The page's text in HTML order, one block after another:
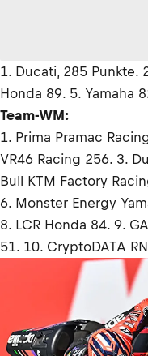
1. Ducati, 285 Punkte.
Honda 89. 5. Yamaha
Team-WM:
1. Prima Pramac
VR46 Racing 256. 3.
Bull KTM Factory
6. Monster Energy
8. LCR Honda 84. 9.
51. 10. CryptoDATA